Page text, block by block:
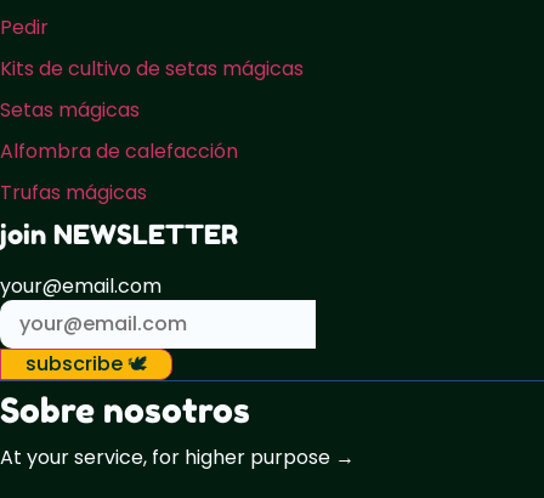
Pedir
Kits de cultivo de setas mágicas
Setas mágicas
Alfombra de calefacción
Trufas mágicas
join NEWSLETTER
your@email.com
subscribe 🕊️
Sobre nosotros
At your service, for higher purpose →